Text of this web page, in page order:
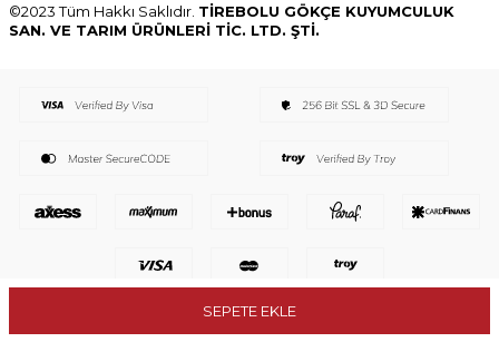
SEPETE EKLE
©2023 Tüm Hakkı Saklıdır. TİREBOLU GÖKÇE KUYUMCULUK
SAN. VE TARIM ÜRÜNLERİ TİC. LTD. ŞTİ.
E-Ticaret Sistemleriyle Hazırlanmıştır.